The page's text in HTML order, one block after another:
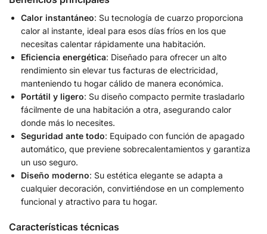
Calor instantáneo: Su tecnología de cuarzo proporciona
calor al instante, ideal para esos días fríos en los que
necesitas calentar rápidamente una habitación.
Eficiencia energética: Diseñado para ofrecer un alto
rendimiento sin elevar tus facturas de electricidad,
manteniendo tu hogar cálido de manera económica.
Portátil y ligero: Su diseño compacto permite trasladarlo
fácilmente de una habitación a otra, asegurando calor
donde más lo necesites.
Seguridad ante todo: Equipado con función de apagado
automático, que previene sobrecalentamientos y garantiza
un uso seguro.
Diseño moderno: Su estética elegante se adapta a
cualquier decoración, convirtiéndose en un complemento
funcional y atractivo para tu hogar.
Características técnicas